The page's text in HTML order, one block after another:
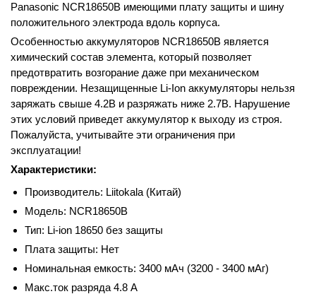
Panasonic NCR18650B имеющими плату защиты и шину
положительного электрода вдоль корпуса.
Особенностью аккумуляторов NCR18650B является
химический состав элемента, который позволяет
предотвратить возгорание даже при механическом
повреждении. Незащищенные Li-Ion аккумуляторы нельзя
заряжать свыше 4.2В и разряжать ниже 2.7В. Нарушение
этих условий приведет аккумулятор к выходу из строя.
Пожалуйста, учитывайте эти ограничения при
эксплуатации!
Характеристики:
Производитель: Liitokala (Китай)
Модель: NCR18650B
Тип: Li-ion 18650 без защиты
Плата защиты: Нет
Номинальная емкость: 3400 мАч (3200 - 3400 мАг)
Макс.ток разряда 4.8 А